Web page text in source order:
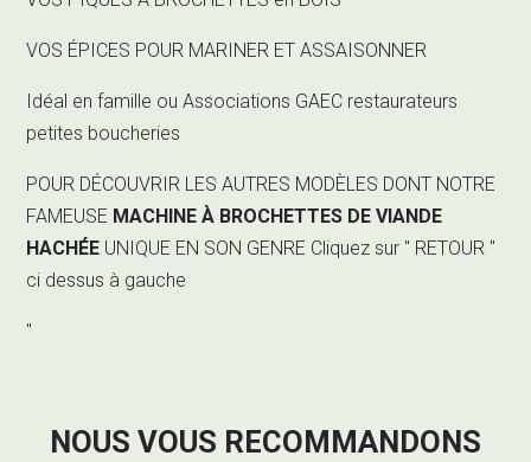
VOS ÉPICES POUR MARINER ET ASSAISONNER
Idéal en famille ou Associations GAEC restaurateurs
petites boucheries
POUR DÉCOUVRIR LES AUTRES MODÈLES DONT NOTRE
FAMEUSE MACHINE À BROCHETTES DE VIANDE
HACHÉE UNIQUE EN SON GENRE Cliquez sur " RETOUR "
ci dessus à gauche
"
NOUS VOUS RECOMMANDONS